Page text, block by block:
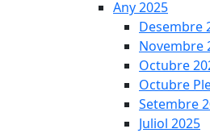
Any 2025
Desembre
Novembre
Octubre
Octubre
Setembre
Juliol 2025